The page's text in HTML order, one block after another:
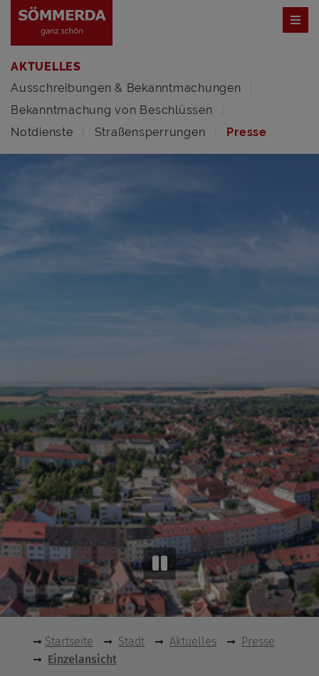
AKTUELLES
Ausschreibungen & Bekanntmachungen
Bekanntmachung von Beschlüssen
Notdienste
Straßensperrungen Presse
Startseite Stadt Aktuelles
Presse
Einzelansicht